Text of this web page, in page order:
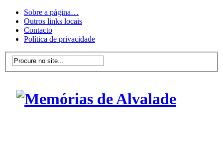
Sobre a página…
Outros links locais
Contacto
Política de privacidade